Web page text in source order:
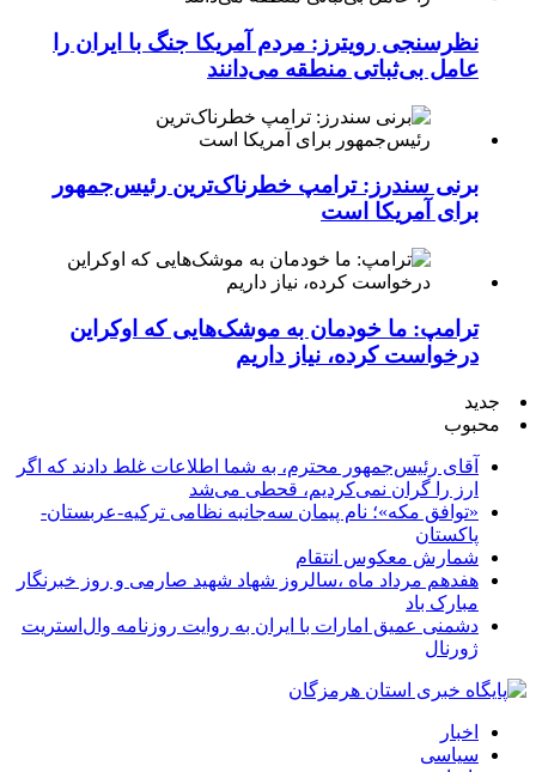
نظرسنجی رویترز: مردم آمریکا جنگ با ایران را
عامل بی‌ثباتی منطقه می‌دانند
برنی سندرز: ترامپ خطرناک‌ترین رئیس‌جمهور
برای آمریکا است
ترامپ: ما خودمان به موشک‌هایی که اوکراین
درخواست کرده، نیاز داریم
جدید
محبوب
آقای رئیس‌جمهور محترم، به شما اطلاعات غلط دادند که اگر
ارز را گران نمی‌کردیم، قحطی می‌شد
«توافق مکه»؛ نام پیمان سه‌جانبه نظامی ترکیه-عربستان-
پاکستان
شمارش معکوس انتقام
هفدهم مرداد ماه ،سالروز شهاد شهید صارمی و روز خبرنگار
مبارک باد
دشمنی عمیق امارات با ایران به روایت روزنامه وال‌استریت
ژورنال
اخبار
سیاسی